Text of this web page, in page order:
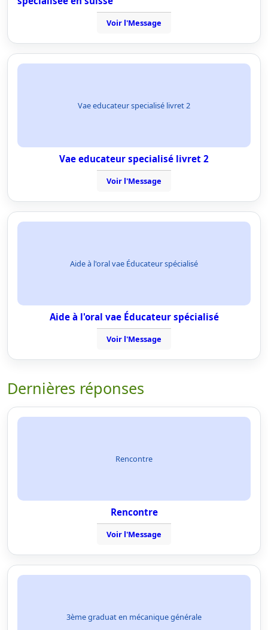
Voir l'Message
Vae educateur specialisé livret 2
Vae educateur specialisé livret 2
Voir l'Message
Aide à l'oral vae Éducateur spécialisé
Aide à l'oral vae Éducateur spécialisé
Voir l'Message
Dernières réponses
Rencontre
Rencontre
Voir l'Message
3ème graduat en mécanique générale